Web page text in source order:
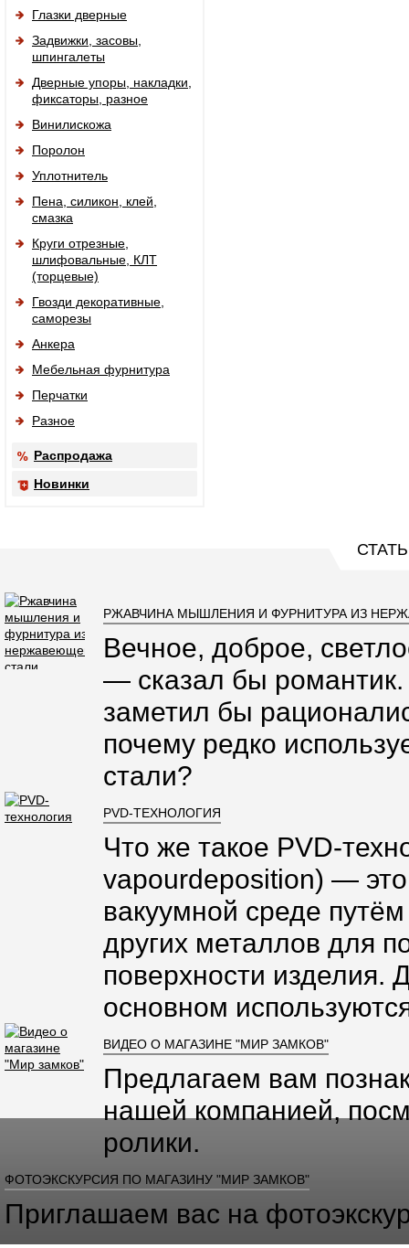
Глазки дверные
Задвижки, засовы,
шпингалеты
Дверные упоры, накладки,
фиксаторы, разное
Винилискожа
Поролон
Уплотнитель
Пена, силикон, клей,
смазка
Круги отрезные,
шлифовальные, КЛТ
(торцевые)
Гвозди декоративные,
саморезы
Анкера
Мебельная фурнитура
Перчатки
Разное
Распродажа
Новинки
РЖАВЧИНА МЫШЛЕНИЯ И ФУРНИТУРА ИЗ
Вечное, доброе,
— сказал бы
заметил бы
почему редко
стали?
PVD-ТЕХНОЛОГИЯ
Что же такое PVD-
vapourdeposition) —
вакуумной среде
других металлов для
поверхности изделия.
основном
ВИДЕО О МАГАЗИНЕ "МИР ЗАМКОВ"
Предлагаем вам
нашей компанией,
ролики.
ФОТОЭКСКУРСИЯ ПО МАГАЗИНУ "МИР ЗАМКОВ"
Приглашаем вас на